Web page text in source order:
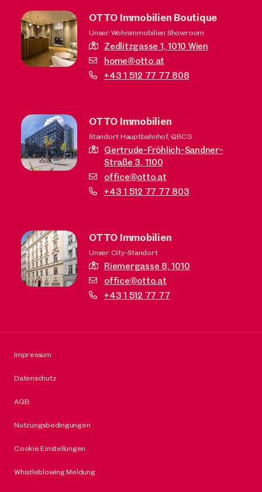
OTTO Immobilien Boutique
Unser Wohnimmobilien Showroom
Zedlitzgasse 1,1010 Wien
home@otto.at
+43 1 512 77 77 808
OTTO Immobilien
Standort Hauptbahnhof, QBC3
Gertrude-Fröhlich-Sandner-
Straße 3, 1100
office@otto.at
+43 1 512 77 77 803
OTTO Immobilien
Unser City-Standort
Riemergasse 8,1010
office@otto.at
+43 1 512 77 77
Impressum
Datenschutz
AGB
Nutzungsbedingungen
Cookie Einstellungen
Whistleblowing Meldung